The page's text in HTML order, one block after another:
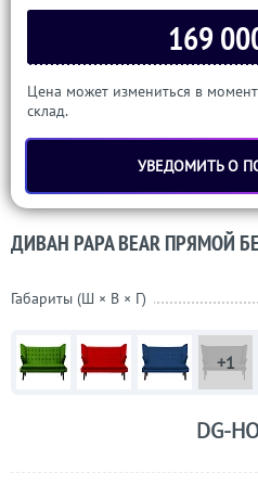
169
Цена может измениться в
склад.
УВЕДОМИТЬ О
ДИВАН PAPA BEAR ПРЯМОЙ
Габариты (Ш × В × Г)
+1
DG-